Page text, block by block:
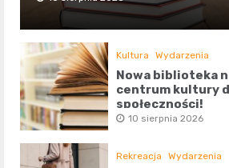
Kultura Wydarzenia
Nowa biblioteka
centrum kultury
społeczności!
10 sierpnia 2026
Rekreacja Wydarzenia